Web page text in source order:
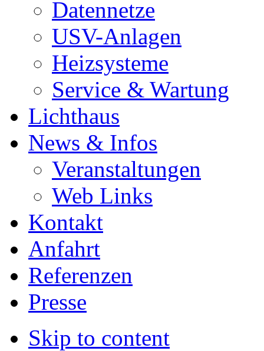
Datennetze
USV-Anlagen
Heizsysteme
Service & Wartung
Lichthaus
News & Infos
Veranstaltungen
Web Links
Kontakt
Anfahrt
Referenzen
Presse
Skip to content